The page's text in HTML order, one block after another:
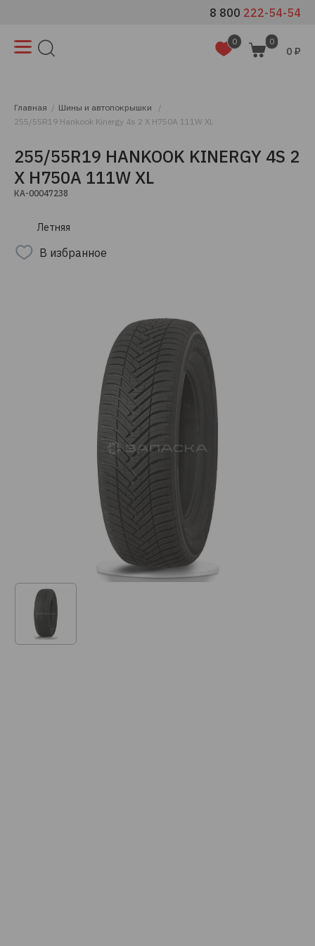
8 800 222-54-54
0 0
0 ₽
Главная
Шины и автопокрышки
255/55R19 Hankook Kinergy 4s 2 X H750A 111W XL
255/55R19 HANKOOK KINERGY 4S 2
X H750A 111W XL
КА-00047238
Летняя
В избранное